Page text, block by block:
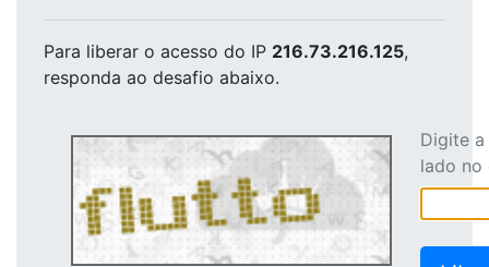
Para liberar o acesso do IP 216.73.216.125,
responda ao desafio abaixo.
Digite
lado no